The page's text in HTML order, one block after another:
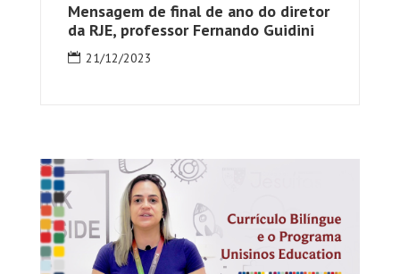
Mensagem de final de ano do diretor
da RJE, professor Fernando Guidini
21/12/2023